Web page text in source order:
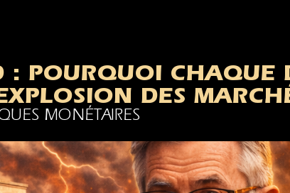
: POURQUOI CHAQUE
DES
MONÉTAIRES